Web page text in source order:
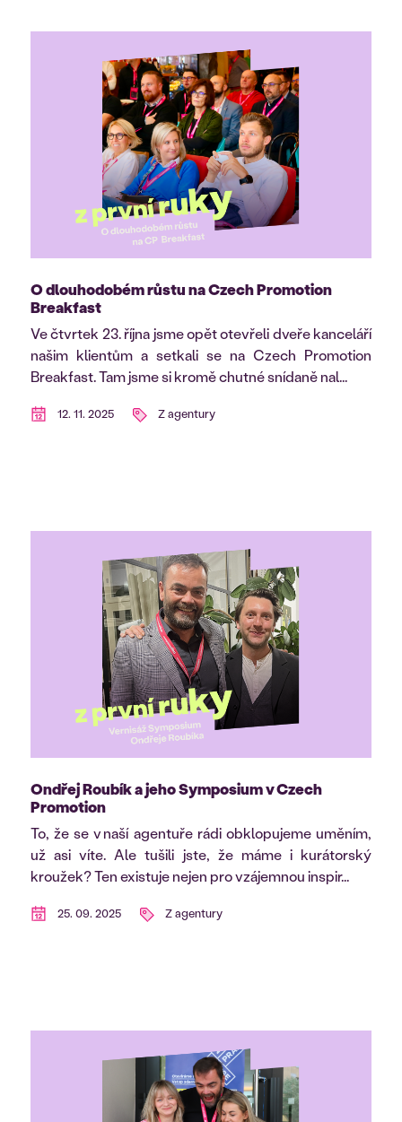
O dlouhodobém růstu na Czech Promotion
Breakfast
Ve čtvrtek 23. října jsme opět otevřeli dveře kanceláří
našim klientům a setkali se na Czech Promotion
Breakfast. Tam jsme si kromě chutné snídaně nal...
12. 11. 2025 Z agentury
Ondřej Roubík a jeho Symposium v Czech
Promotion
To, že se v naší agentuře rádi obklopujeme uměním,
už asi víte. Ale tušili jste, že máme i kurátorský
kroužek? Ten existuje nejen pro vzájemnou inspir...
25. 09. 2025 Z agentury